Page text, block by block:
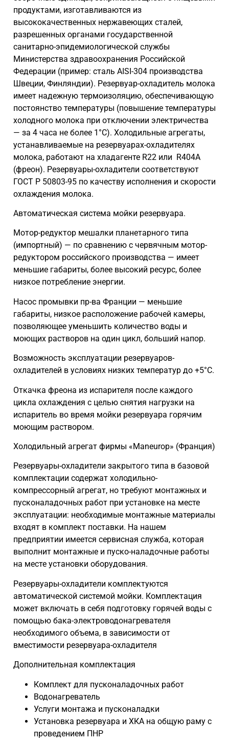
продуктами, изготавливаются из
высококачественных нержавеющих сталей,
разрешенных органами государственной
санитарно-эпидемиологической службы
Министерства здравоохранения Российской
Федерации (пример: сталь AISI-304 производства
Швеции, Финляндии). Резервуар-охладитель молока
имеет надежную термоизоляцию, обеспечивающую
постоянство температуры (повышение температуры
холодного молока при отключении электричества
— за 4 часа не более 1°С). Холодильные агрегаты,
устанавливаемые на резервуарах-охладителях
молока, работают на хладагенте R22 или R404A
(фреон). Резервуары-охладители соответствуют
ГОСТ Р 50803-95 по качеству исполнения и скорости
охлаждения молока.
Автоматическая система мойки резервуара.
Мотор-редуктор мешалки планетарного типа
(импортный) — по сравнению с червячным мотор-
редуктором российского производства — имеет
меньшие габариты, более высокий ресурс, более
низкое потребление энергии.
Насос промывки пр-ва Франции — меньшие
габариты, низкое расположение рабочей камеры,
позволяющее уменьшить количество воды и
моющих растворов на один цикл, больший напор.
Возможность эксплуатации резервуаров-
охладителей в условиях низких температур до +5°С.
Откачка фреона из испарителя после каждого
цикла охлаждения с целью снятия нагрузки на
испаритель во время мойки резервуара горячим
моющим раствором.
Холодильный агрегат фирмы «Maneurop» (Франция)
Резервуары-охладители закрытого типа в базовой
комплектации содержат холодильно-
компрессорный агрегат, но требуют монтажных и
пусконаладочных работ при установке на месте
эксплуатации: необходимые монтажные материалы
входят в комплект поставки. На нашем
предприятии имеется сервисная служба, которая
выполнит монтажные и пуско-наладочные работы
на месте установки оборудования.
Резервуары-охладители комплектуются
автоматической системой мойки. Комплектация
может включать в себя подготовку горячей воды с
помощью бака-электроводонагревателя
необходимого объема, в зависимости от
вместимости резервуара-охладителя
Дополнительная комплектация
Комплект для пусконаладочных работ
Водонагреватель
Услуги монтажа и пусконаладки
Установка резервуара и ХКА на общую раму с
проведением ПНР